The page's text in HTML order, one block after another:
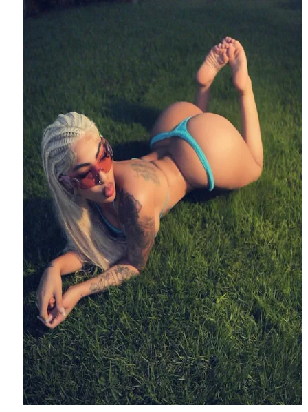
De periodista a bachatero; Norby Montero presenta
Dominicano Edwin Martínez es designado
Centro Aeronáutico Tripulantes VIP celebra
RD ENTREGA EN EXTRADICIÓN DOMINICANO
Alcaldesa Carolina Mejía conversa y lleva soluciones
Capitán Avispa ; detalles que no se pueden perder de
DELEGACIÓN DE MÉXICO RECONOCE A RD POR SER
Liga Municipal, Fedomu y Fedodim orientan alcaldes
Alcaldía del DN y Fundación Bonanza inauguran el
Inespre inicia venta de combos de habichuelas con
DIPLAN presenta logros significativos de gestión